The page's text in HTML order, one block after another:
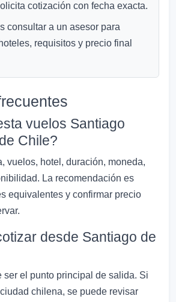
cotización con fecha exacta.
consultar a un asesor para
requisitos y precio final
vuelos Santiago
Chile?
vuelos, hotel, duración, moneda,
La recomendación es
equivalentes y confirmar precio
desde Santiago de
ser el punto principal de salida. Si
chilena, se puede revisar